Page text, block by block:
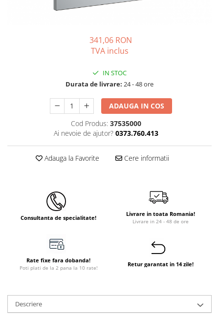
Pompe de circulatie si accesorii
Detectoare si regulatoare de gaz si
Rezervoare de acumulare
Instant apa calda pe gaz / GPL
Panouri solare si fotovoltaice
Panouri solare cu tuburi vidate
Panouri solare plane
Pachete complete panouri solare
Panouri solare fotovoltaice
Ventilatie si climatizare
Perdele de aer
Ventiloconvectoare si sisteme VRF
incalzire
Dulapuri pentru climatizare
341,06 RON
TVA inclus
IN STOC
Durata de livrare: 24 - 48 ore
ADAUGA IN COS
Cod Produs: 37535000
Ai nevoie de ajutor? 0373.760.413
Adauga la Favorite Cere informatii
Consultanta de specialitate! Livrare in toata Romania!
Livrare in 24 - 48 de ore
Rate fixe fara dobanda!
Poti plati de la 2 pana la 10 rate!
Retur garantat in 14 zile!
Descriere